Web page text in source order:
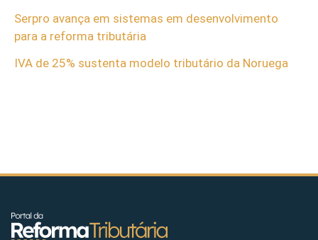
Serpro avança em sistemas em desenvolvimento
para a reforma tributária
IVA de 25% sustenta modelo tributário da Noruega